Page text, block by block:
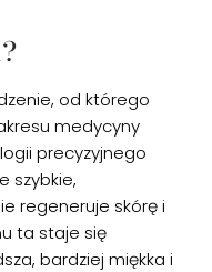
od którego
medycyny
precyzyjnego
szybkie,
regeneruje skórę i
ta staje się
bardziej miękka i